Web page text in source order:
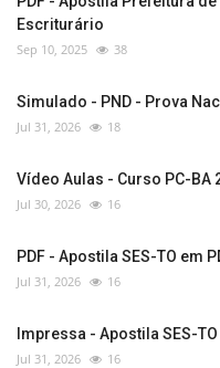
Escriturário
Sep 10, 2025 38
Simulado - PND - Prova
Jul 31, 2026 18
Vídeo Aulas - Curso PC-BA
Jul 30, 2026 16
PDF - Apostila SES-TO em
Jul 31, 2026 16
Impressa - Apostila SES-
Jul 31, 2026 16